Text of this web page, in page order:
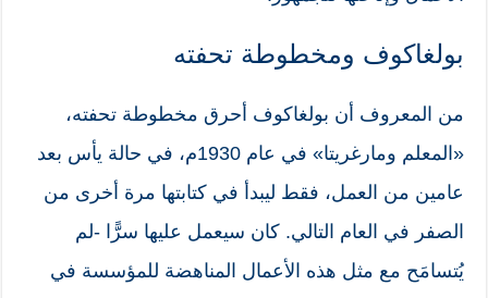
بولغاكوف ومخطوطة تحفته
من المعروف أن بولغاكوف أحرق مخطوطة تحفته،
«المعلم ومارغريتا» في عام 1930م، في حالة يأس بعد
عامين من العمل، فقط ليبدأ في كتابتها مرة أخرى من
الصفر في العام التالي. كان سيعمل عليها سرًّا -لم
يُتسامَح مع مثل هذه الأعمال المناهضة للمؤسسة في